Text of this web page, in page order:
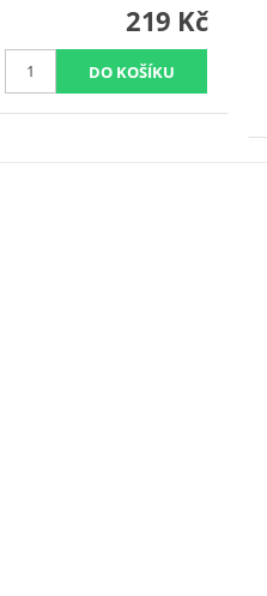
219 Kč